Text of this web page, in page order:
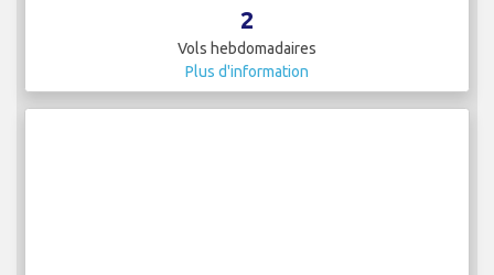
2
Vols hebdomadaires
Plus d'information